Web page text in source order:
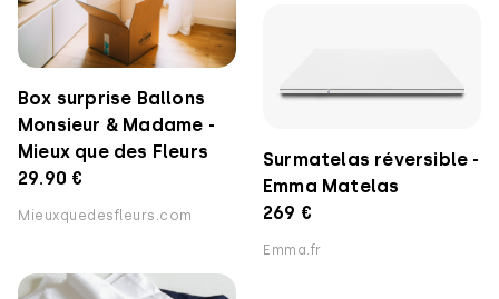
Box surprise Ballons
Monsieur & Madame -
Mieux que des Fleurs
29.90 €
Mieuxquedesfleurs.com
Surmatelas réversible -
Emma Matelas
269 €
Emma.fr